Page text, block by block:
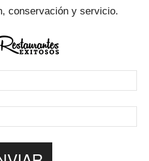
|
Marketing
conservación y servicio.